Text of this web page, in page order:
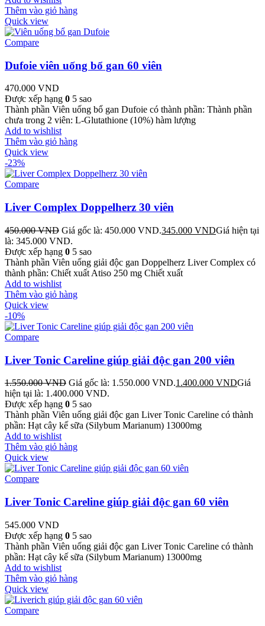
Thêm vào giỏ hàng
Quick view
Compare
Dufoie viên uống bổ gan 60 viên
470.000 VND
Được xếp hạng 0 5 sao
Thành phần Viên uống bổ gan Dufoie có thành phần: Thành phần
chưa trong 2 viên: L-Glutathione (10%) hàm lượng
Add to wishlist
Thêm vào giỏ hàng
Quick view
-23%
Compare
Liver Complex Doppelherz 30 viên
450.000VND Giá gốc là: 450.000 VND.345.000 VNDGiá hiện tại
là: 345.000 VND.
Được xếp hạng 0 5 sao
Thành phần Viên uống giải độc gan Doppelherz Liver Complex có
thành phần: Chiết xuất Atiso 250 mg Chiết xuất
Add to wishlist
Thêm vào giỏ hàng
Quick view
-10%
Compare
Liver Tonic Careline giúp giải độc gan 200 viên
1.550.000VND Giá gốc là: 1.550.000 VND.1.400.000 VNDGiá
hiện tại là: 1.400.000 VND.
Được xếp hạng 0 5 sao
Thành phần Viên uống giải độc gan Liver Tonic Careline có thành
phần: Hạt cây kế sữa (Silybum Marianum) 13000mg
Add to wishlist
Thêm vào giỏ hàng
Quick view
Compare
Liver Tonic Careline giúp giải độc gan 60 viên
545.000 VND
Được xếp hạng 0 5 sao
Thành phần Viên uống giải độc gan Liver Tonic Careline có thành
phần: Hạt cây kế sữa (Silybum Marianum) 13000mg
Add to wishlist
Thêm vào giỏ hàng
Quick view
Compare